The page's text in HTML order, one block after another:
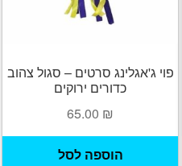
פוי ג'אגלינג סרטים – סגול צהוב
כדורים ירוקים
65.00 ₪
הוספה לסל